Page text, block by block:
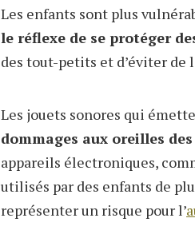
Les enfants sont plus
le réflexe de se protéger
des tout-petits et d’éviter de
Les jouets sonores qui
dommages aux oreilles
appareils électroniques,
utilisés par des enfants de
représenter un risque pour l’